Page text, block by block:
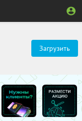
Загрузить